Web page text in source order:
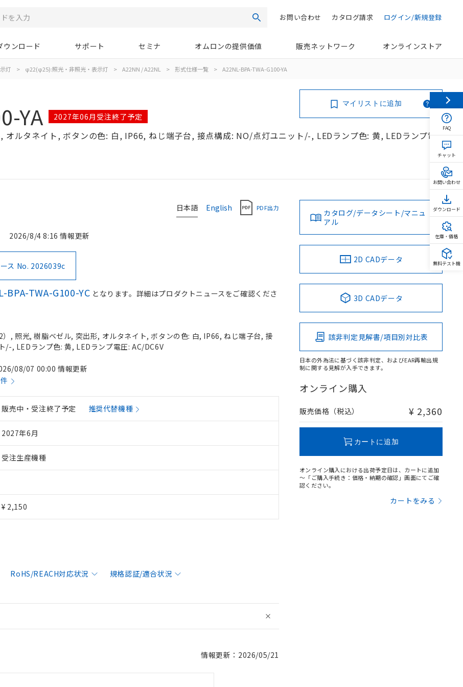
検索 ログイン/新規登録
カタログ請求
お問い合わせ
ウンロード サポート セミナ オムロンの提供価値 販売ネットワーク オンラインストア
灯 > φ22(φ25):照光・非照光・表示灯 > A22NN / A22NL > 形式仕様一覧 > A22NL-BPA-TWA-G100-YA
YA 2027年06月受注終了予定
ルタネイト, ボタンの色: 白, IP66, ねじ端子台, 接点構成: NO/点灯ユニット/-, LEDランプ色: 黄, LEDランプ電
マイリストに追加
日本語 English PDF出力
2026/8/4 8:16 情報更新
ス No. 2026039c
BPA-TWA-G100-YC となります。詳細はプロダクトニュースをご確認くださ
, 照光, 樹脂ベゼル, 突出形, オルタネイト, ボタンの色: 白, IP66, ねじ端子台, 接
/-, LEDランプ色: 黄, LEDランプ電圧: AC/DC6V
08/07 00:00 情報更新
販売中・受注終了予定 推奨代替機種
2027年6月
受注生産機種
¥ 2,150
RoHS/REACH対応状況 規格認証/適合状況
情報更新：2026/05/21
カタログ/データシート/マニュ
アル
2D CADデータ
3D CADデータ
該非判定見解書/項目別対比表
日本の外為法に基づく該非判定、およびEAR再輸出規
制に関する見解が入手できます。
オンライン購入
販売価格（税込） ¥ 2,360
カートに追加
オンライン購入における出荷予定日は、カートに追加
～「ご購入手続き：価格・納期の確認」画面にてご確
認ください。
カートをみる
FAQ
チャット
お問い合わせ
ダウンロード
在庫・価格
無料テスト機